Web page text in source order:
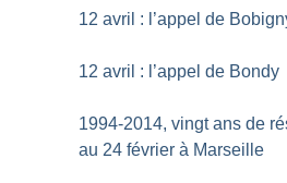
12 avril : l’appel de
12 avril : l’appel de Bondy
1994-2014, vingt ans de
au 24 février à Marseille